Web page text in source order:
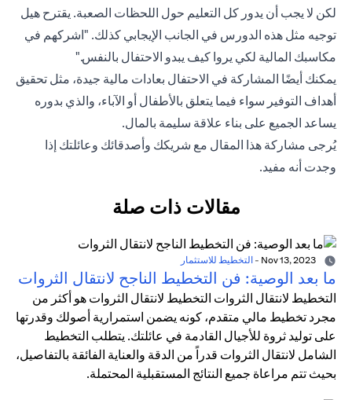
لكن لا يجب أن يدور كل التعليم حول اللحظات الصعبة. يقترح هيل
توجيه مثل هذه الدورس في الجانب الإيجابي كذلك. "اشركهم في
مكاسبك المالية لكي يروا كيف يبدو الاحتفال بالنفس."
يمكنك أيضًا المشاركة في الاحتفال بعادات مالية جيدة، مثل تحقيق
أهداف التوفير سواء فيما يتعلق بالأطفال أو الآباء، والذي بدوره
يساعد الجميع على بناء علاقة سليمة بالمال.
يُرجى مشاركة هذا المقال مع شريكك وأصدقائك وعائلتك إذا
وجدت أنه مفيد.
مقالات ذات صلة
- التخطيط للاستثمار
ما بعد الوصية: فن التخطيط الناجح لانتقال الثروات
التخطيط لانتقال الثروات التخطيط لانتقال الثروات هو أكثر من
مجرد تخطيط مالي متقدم، كونه يضمن استمرارية أصولك وقدرتها
على توليد ثروة للأجيال القادمة في عائلتك. يتطلب التخطيط
الشامل لانتقال الثروات قدراً من الدقة والعناية الفائقة بالتفاصيل،
بحيث تتم مراعاة جميع النتائج المستقبلية المحتملة.